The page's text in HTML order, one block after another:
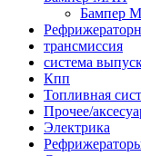
Бампер
трансмиссия
система
Кпп
Топливная
Прочее/
Электрика